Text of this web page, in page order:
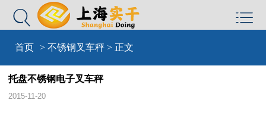


首页 > 不锈钢叉车秤 > 正文
托盘不锈钢电子叉车秤
2015-11-20